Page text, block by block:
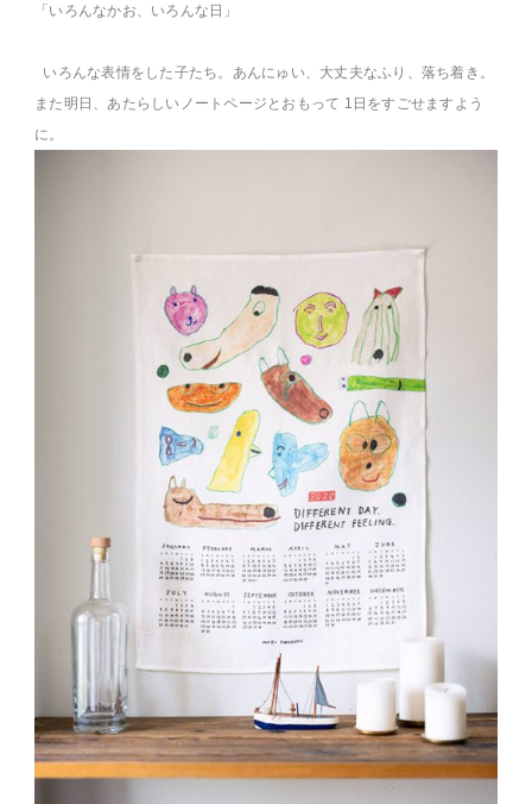
「いろんなかお、いろんな日」
いろんな表情をした子たち。あんにゅい、大丈夫なふり、落ち着き。
また明日、あたらしいノートページとおもって 1日をすごせますよう
に。